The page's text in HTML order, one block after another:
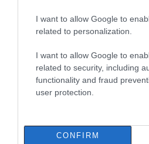
I want to allow Google to
related to personalization.
I want to allow Google to
related to security, including
functionality and fraud
user protection.
CONFIRM